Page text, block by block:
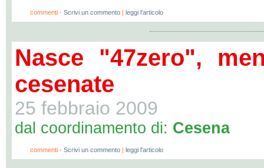
commenti - Scrivi un commento | leggi l'articolo
Nasce "47zero",
cesenate
25 febbraio 2009
dal coordinamento di: Cesena
commenti - Scrivi un commento | leggi l'articolo